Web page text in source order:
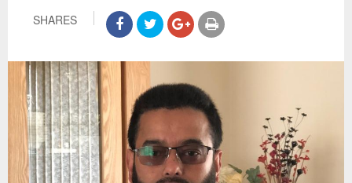
SHARES